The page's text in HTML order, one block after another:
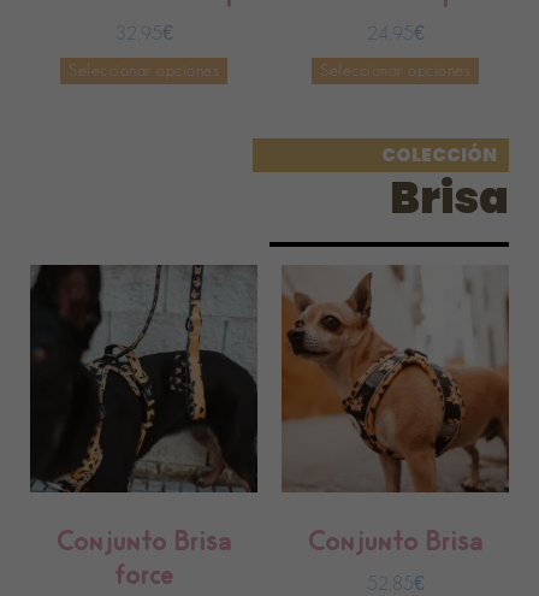
32,95€
Seleccionar opciones
24,95€
Seleccionar opciones
COLECCIÓN
Brisa
Conjunto Brisa
force
Conjunto Brisa
52,85€